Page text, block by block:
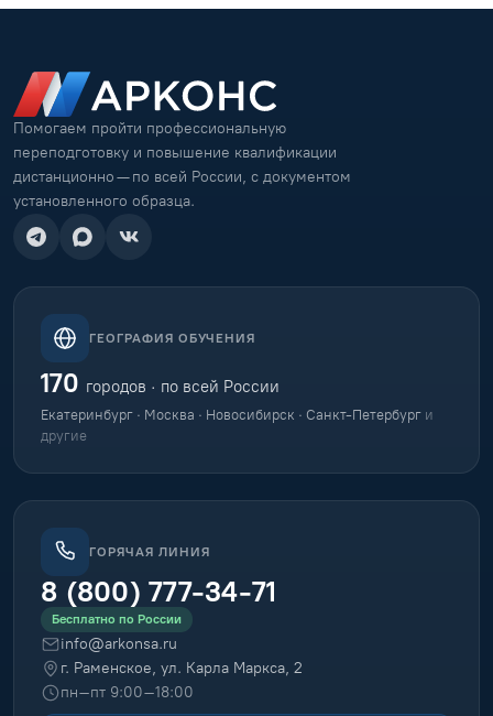
Помогаем пройти профессиональную
переподготовку и повышение квалификации
дистанционно — по всей России, с документом
установленного образца.
ГЕОГРАФИЯ ОБУЧЕНИЯ
170 городов · по всей России
Екатеринбург · Москва · Новосибирск · Санкт-Петербург и
другие
ГОРЯЧАЯ ЛИНИЯ
8 (800) 777-34-71
Бесплатно по России
info@arkonsa.ru
г. Раменское, ул. Карла Маркса, 2
пн–пт 9:00–18:00